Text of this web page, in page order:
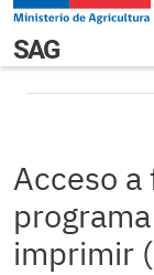
Pasar al contenido
SAGAcceso a
imprimir (DEA,
Acceso
imprimir